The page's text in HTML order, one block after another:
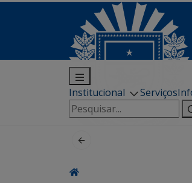
Institucional Serviços
Pesquisar
por: